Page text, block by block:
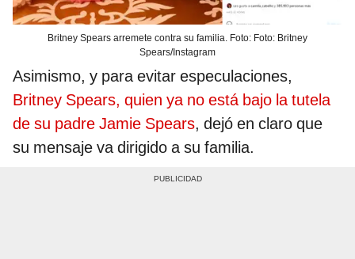
Britney Spears arremete contra su familia. Foto: Foto: Britney
Spears/Instagram
Asimismo, y para evitar especulaciones,
Britney Spears, quien ya no está bajo la tutela
de su padre Jamie Spears, dejó en claro que
su mensaje va dirigido a su familia.